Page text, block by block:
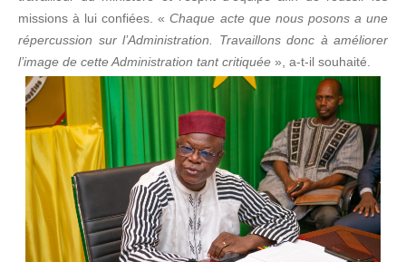
missions à lui confiées. «Chaque acte que nous posons a une
répercussion sur l’Administration. Travaillons donc à améliorer
l’image de cette Administration tant critiquée », a-t-il souhaité.